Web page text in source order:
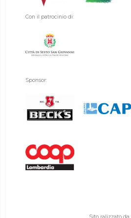
Con il patrocinio di:
Sponsor:
Sito ralizzato da: